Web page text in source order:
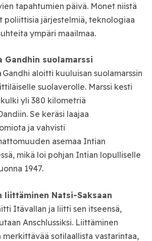
tapahtumien päivä. Monet niistä
poliittisia järjestelmiä, teknologiaa
ympäri maailmaa.
Gandhin suolamarssi
Gandhi aloitti kuuluisan suolamarssin
suolaverolle. Marssi kesti
yli 380 kilometriä
Se keräsi laajaa
ja vahvisti
asemaa Intian
mikä loi pohjan Intian lopulliselle
1947.
liittäminen Natsi-Saksaan
Itävallan ja liitti sen itseensä,
Anschlussiksi. Liittäminen
sotilaallista vastarintaa,